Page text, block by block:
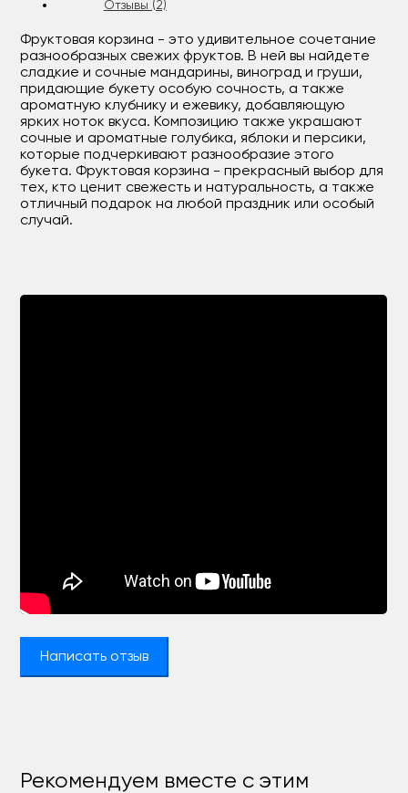
Отзывы (2)
Фруктовая корзина - это удивительное сочетание
разнообразных свежих фруктов. В ней вы найдете
сладкие и сочные мандарины, виноград и груши,
придающие букету особую сочность, а также
ароматную клубнику и ежевику, добавляющую
ярких ноток вкуса. Композицию также украшают
сочные и ароматные голубика, яблоки и персики,
которые подчеркивают разнообразие этого
букета. Фруктовая корзина - прекрасный выбор для
тех, кто ценит свежесть и натуральность, а также
отличный подарок на любой праздник или особый
случай.
Написать отзыв
Рекомендуем вместе с этим